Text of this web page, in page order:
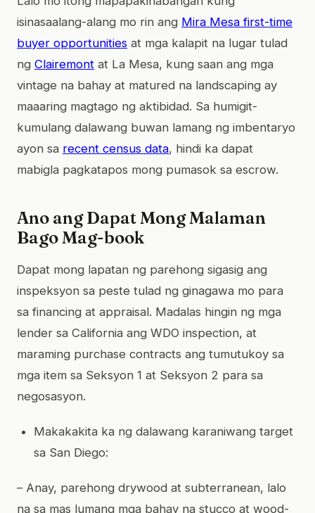
isinasaalang-alang mo rin ang Mira Mesa first-time
buyer opportunities at mga kalapit na lugar tulad
ng Clairemont at La Mesa, kung saan ang mga
vintage na bahay at matured na landscaping ay
maaaring magtago ng aktibidad. Sa humigit-
kumulang dalawang buwan lamang ng imbentaryo
ayon sa recent census data, hindi ka dapat
mabigla pagkatapos mong pumasok sa escrow.
Ano ang Dapat Mong Malaman
Bago Mag-book
Dapat mong lapatan ng parehong sigasig ang
inspeksyon sa peste tulad ng ginagawa mo para
sa financing at appraisal. Madalas hingin ng mga
lender sa California ang WDO inspection, at
maraming purchase contracts ang tumutukoy sa
mga item sa Seksyon 1 at Seksyon 2 para sa
negosasyon.
Makakakita ka ng dalawang karaniwang target
sa San Diego:
– Anay, parehong drywood at subterranean, lalo
na sa mas lumang mga bahay na stucco at wood-